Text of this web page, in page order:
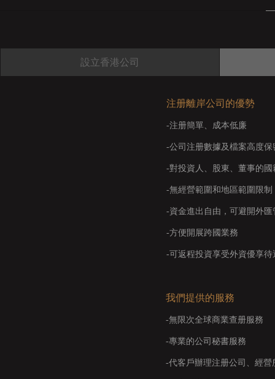
設立香港公司
注册離岸公司的優勢
-注册簡單、成本低廉
-公司注册數據及檔案高度保
-對投資人、股東、董事的
-無經營範圍和地區範圍限制
-資金進出自由，可避開外
-方便開展跨國業務
-可返程投資享受外資優享待
我們提供的服務
-無限次全球商業查册服務
-專業的公司秘書服務
-代客戶辦理注册公司、經營